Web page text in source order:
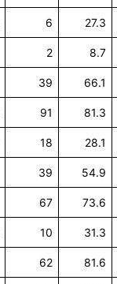
6 27.3
2 8.7
39 66.1
91 81.3
18 28.1
39 54.9
67 73.6
10 31.3
62 81.6